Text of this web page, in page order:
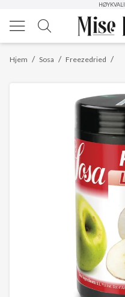
/
Hjem /
Sosa /
Freezedried